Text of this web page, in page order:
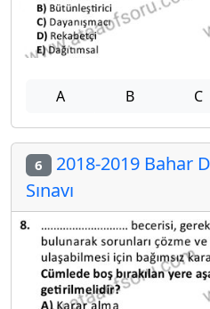
A B C
6 2018-2019 Bahar
Sınavı